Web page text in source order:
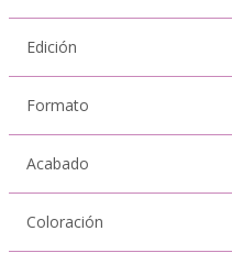
Edición
Formato
Acabado
Coloración